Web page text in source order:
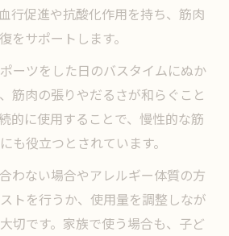
行促進や抗酸化作用を持ち、筋肉
をサポートします。
ーツをした日のバスタイムにぬか
筋肉の張りやだるさが和らぐこと
的に使用することで、慢性的な筋
も役立つとされています。
わない場合やアレルギー体質の方
トを行うか、使用量を調整しなが
切です。家族で使う場合も、子ど